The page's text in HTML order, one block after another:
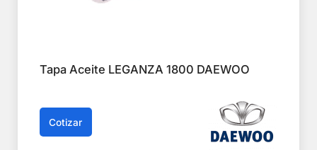
Tapa Aceite LEGANZA 1800 DAEWOO
Cotizar